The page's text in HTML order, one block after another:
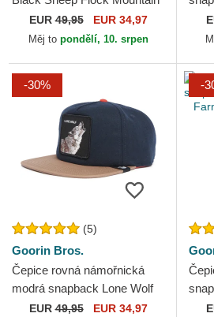
The Farm Flats The Farm
Goorin Bros.
EUR49,95 EUR 34,97
Měj to pondělí, 10. srpen
-30%
(5)
Goorin Bros.
Čepice rovná námořnická
modrá snapback Lone Wolf
One Pack The Farm Flats
EUR49,95 EUR 34,97
-